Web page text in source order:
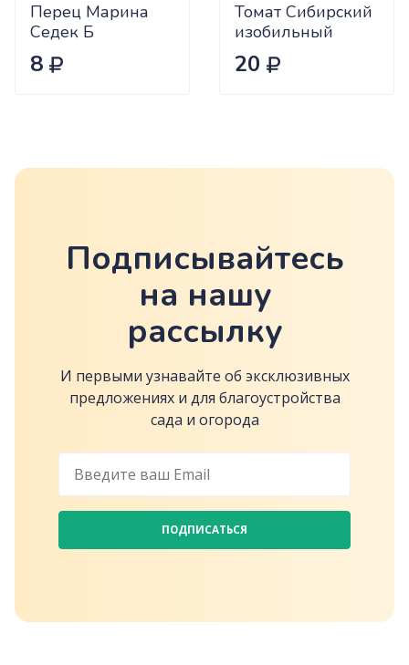
Перец Марина
Седек Б
8
Томат Сибирский
изобильный
Сиб.сад Ц
20
Подписывайтесь
на нашу
рассылку
И первыми узнавайте об эксклюзивных
предложениях и для благоустройства
сада и огорода
ПОДПИСАТЬСЯ